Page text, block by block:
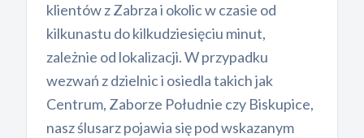
klientów z Zabrza i okolic w czasie od
kilkunastu do kilkudziesięciu minut,
zależnie od lokalizacji. W przypadku
wezwań z dzielnic i osiedla takich jak
Centrum, Zaborze Południe czy Biskupice,
nasz ślusarz pojawia się pod wskazanym